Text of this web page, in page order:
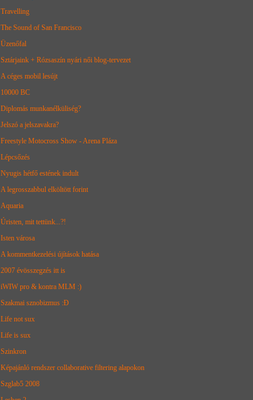
Travelling
The Sound of San Francisco
Üzenőfal
Sztárjaink + Rózsaszín nyári női blog-tervezet
A céges mobil lesújt
10000 BC
Diplomás munkanélküliség?
Jelszó a jelszavakra?
Freestyle Motocross Show - Arena Pláza
Lépcsőzés
Nyugis hétfő estének indult
A legrosszabbul elköltött forint
Aquaria
Úristen, mit tettünk...?!
Isten városa
A kommentkezelési újítások hatása
2007 évösszegzés itt is
iWIW pro & kontra MLM :)
Szakmai sznobizmus :Đ
Life not sux
Life is sux
Szinkron
Képajánló rendszer collaborative filtering alapokon
Szglab5 2008